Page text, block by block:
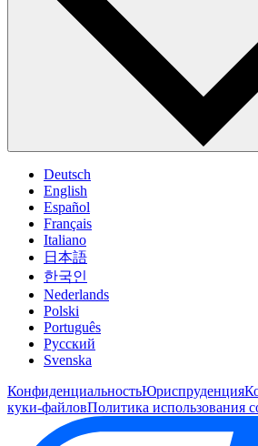
Deutsch
English
Español
Français
Italiano
日本語
한국인
Nederlands
Polski
Português
Pусский
Svenska
КонфиденциальностьЮриспруденция
куки-файловПолитика использования